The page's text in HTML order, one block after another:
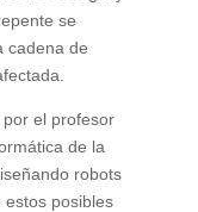
se
cadena de
el profesor
de la
robots
posibles